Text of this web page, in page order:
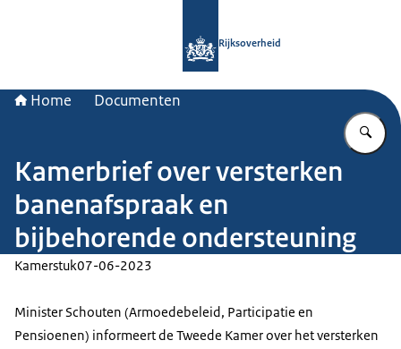
Rijksoverheid
Home Documenten
Kamerbrief over versterken
banenafspraak en
bijbehorende ondersteuning
Kamerstuk07-06-2023
Minister Schouten (Armoedebeleid, Participatie en
Pensioenen) informeert de Tweede Kamer over het versterken